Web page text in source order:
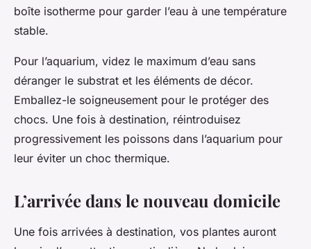
boîte isotherme pour garder l’eau à une température
stable.
Pour l’aquarium, videz le maximum d’eau sans
déranger le substrat et les éléments de décor.
Emballez-le soigneusement pour le protéger des
chocs. Une fois à destination, réintroduisez
progressivement les poissons dans l’aquarium pour
leur éviter un choc thermique.
L’arrivée dans le nouveau domicile
Une fois arrivées à destination, vos plantes auront